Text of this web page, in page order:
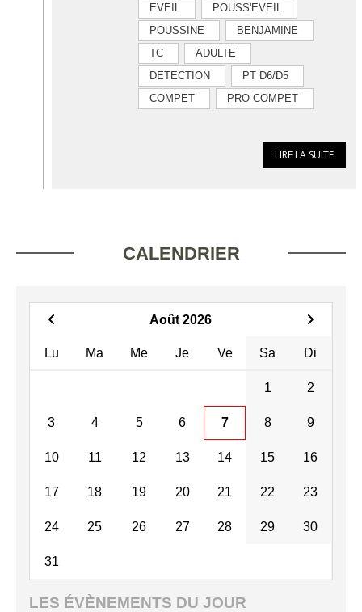
EVEIL
POUSS'EVEIL
POUSSINE
BENJAMINE
TC
ADULTE
DETECTION
PT D6/D5
COMPET
PRO COMPET
LIRE LA SUITE
CALENDRIER
Août 2026
Lu Ma Me Je Ve Sa Di
1 2
3 4 5 6 7 8 9
10 11 12 13 14 15 16
17 18 19 20 21 22 23
24 25 26 27 28 29 30
31
LES ÉVÈNEMENTS DU JOUR